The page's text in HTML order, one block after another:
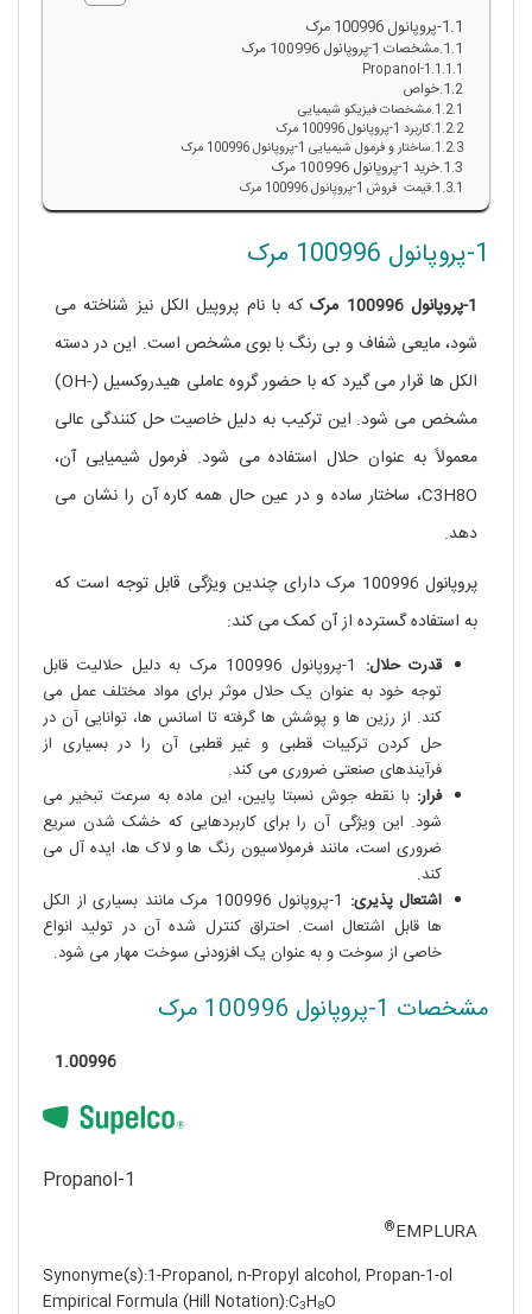
1-پروپانول 100996 مرک
مشخصات 1-پروپانول 100996 مرک
1-Propanol
خواص
مشخصات فیزیکو شیمیایی
کاربرد 1-پروپانول 100996 مرک
ساختار و فرمول شیمیایی 1-پروپانول 100996 مرک
خرید 1-پروپانول 100996 مرک
قیمت فروش 1-پروپانول 100996 مرک
1-پروپانول 100996 مرک
1-پروپانول 100996 مرک
که با نام پروپیل الکل نیز شناخته می
شود، مایعی شفاف و بی رنگ با بوی مشخص است. این در دسته
الکل ها قرار می گیرد که با حضور گروه عاملی هیدروکسیل (-OH)
مشخص می شود. این ترکیب به دلیل خاصیت حل کنندگی عالی
معمولاً به عنوان حلال استفاده می شود. فرمول شیمیایی آن،
C3H8O، ساختار ساده و در عین حال همه کاره آن را نشان می
دهد.
پروپانول 100996 مرک دارای چندین ویژگی قابل توجه است که
به استفاده گسترده از آن کمک می کند:
قدرت حلال:
1-پروپانول 100996 مرک به دلیل حلالیت قابل
توجه خود به عنوان یک حلال موثر برای مواد مختلف عمل می
کند. از رزین ها و پوشش ها گرفته تا اسانس ها، توانایی آن در
حل کردن ترکیبات قطبی و غیر قطبی آن را در بسیاری از
فرآیندهای صنعتی ضروری می کند.
فرار: با نقطه جوش نسبتا پایین، این ماده به سرعت تبخیر می
شود. این ویژگی آن را برای کاربردهایی که خشک شدن سریع
ضروری است، مانند فرمولاسیون رنگ ها و لاک ها، ایده آل می
کند.
اشتعال پذیری:
1-پروپانول 100996 مرک مانند بسیاری از الکل
ها قابل اشتعال است. احتراق کنترل شده آن در تولید انواع
خاصی از سوخت و به عنوان یک افزودنی سوخت مهار می شود.
مشخصات 1-پروپانول 100996 مرک
1.00996
1-Propanol
EMPLURA
®
Synonyme(s):1-Propanol, n-Propyl alcohol, Propan-1-ol
Empirical Formula (Hill Notation):C3H8O